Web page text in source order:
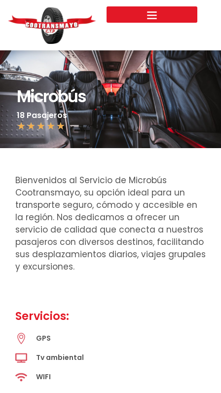
Microbús
18 Pasajeros
★★★★★
Bienvenidos al Servicio de Microbús
Cootransmayo, su opción ideal para un
transporte seguro, cómodo y accesible en
la región. Nos dedicamos a ofrecer un
servicio de calidad que conecta a nuestros
pasajeros con diversos destinos, facilitando
sus desplazamientos diarios, viajes grupales
y excursiones.
Servicios:
GPS
Tv ambiental
WIFI